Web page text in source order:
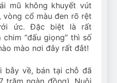
mũ không khuyết vút
vòng cổ màu đen rõ rệt
ức. Đặc biệt là rất
chim “đấu giọng” thì số
mào nơi đây rất đắt!
bẫy về, bán tại chỗ đã
trăm ngàn đồng). Nuôi